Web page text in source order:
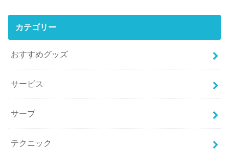
カテゴリー
おすすめグッズ
サービス
サーブ
テクニック